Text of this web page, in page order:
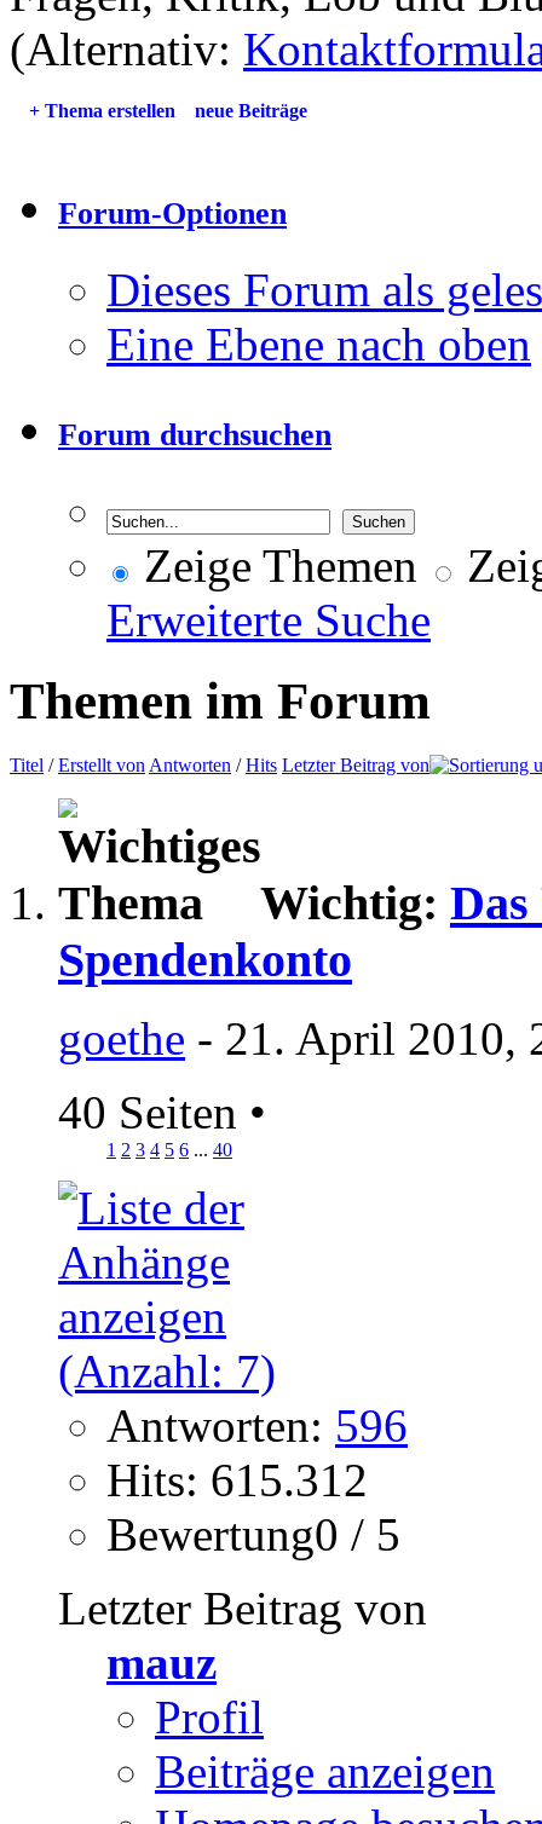
(Alternativ:
+ Thema erstellen neue Beiträge
Forum-Optionen
Dieses Forum als
Eine Ebene nach oben
Forum durchsuchen
Zeige Themen
Erweiterte Suche
Themen im Forum
Titel /Erstellt von Antworten /Hits Letzter Beitrag von
Wichtig:
Spendenkonto
goethe - 21. April 2010,
40 Seiten •
1 2 3 4 5 6 ... 40
Antworten: 596
Hits: 615.312
Bewertung0 / 5
Letzter Beitrag von
mauz
Profil
Beiträge anzeigen